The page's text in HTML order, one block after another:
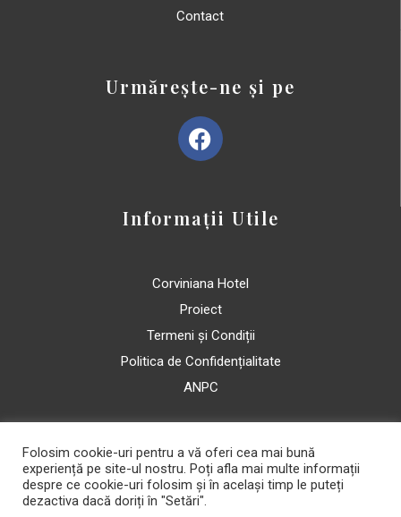
Contact
Urmărește-ne și pe
Informații Utile
Corviniana Hotel
Proiect
Termeni și Condiții
Politica de Confidențialitate
ANPC
Hotel Corviniana 2022
Folosim cookie-uri pentru a vă oferi cea mai bună
experiență pe site-ul nostru. Poți afla mai multe informații
despre ce cookie-uri folosim și în același timp le puteți
dezactiva dacă doriți în "Setări".